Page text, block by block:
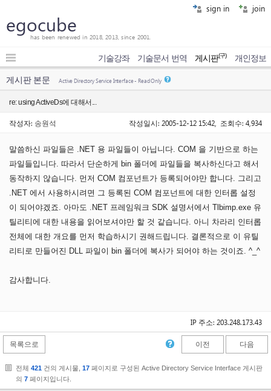
sign in join
egocube
has been renewed in 2018, 2013, since 2001.
기술강좌 기술문서 번역 게시판(구) 개인정보
게시판 본문 Active Directory Service Interface - Read Only
re: using ActiveDs에 대해서...
작성자: 송원석 작성일시: 2005-12-12 15:42, 조회수: 4,934
말씀하신 파일들은 .NET 용 파일들이 아닙니다. COM 을 기반으로 하는
파일들입니다. 따라서 단순하게 bin 폴더에 파일들을 복사하신다고 해서
동작하지 않습니다. 먼저 COM 컴포넌트가 등록되어야만 합니다. 그리고
.NET 에서 사용하시려면 그 등록된 COM 컴포넌트에 대한 인터롭 설정
이 되어야겠죠. 아마도 .NET 프레임워크 SDK 설명서에서 Tlbimp.exe 유
틸리티에 대한 내용을 읽어보셔야만 할 것 같습니다. 아니 차라리 인터롭
전체에 대한 개요를 먼저 학습하시기 권해드립니다. 결론적으로 이 유틸
리티로 만들어진 DLL 파일이 bin 폴더에 복사가 되어야 하는 것이죠. ^_^
감사합니다.
IP 주소: 203.248.173.43
목록으로 이전 다음
전체 421 건의 게시물, 17 페이지로 구성된 Active Directory Service Interface 게시판
의 7 페이지입니다.